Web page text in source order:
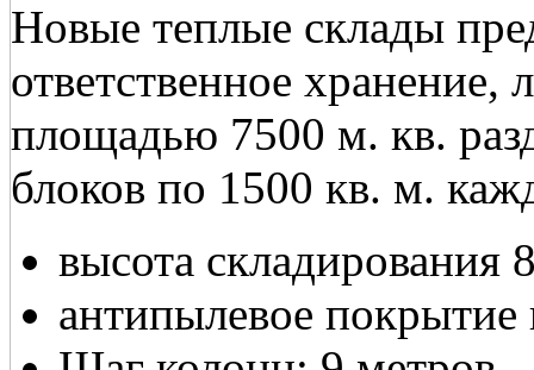
Новые теплые склады
ответственное
площадью 7500 м. кв.
блоков по 1500 кв. м.
высота складирования
антипылевое покрытие